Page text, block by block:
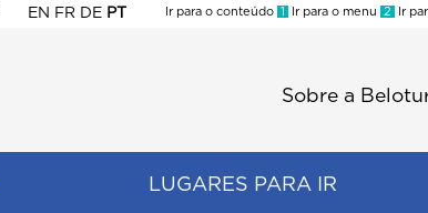
EN FR DE PT
Ir para o conteúdo 1 Ir para o menu 2 Ir
Sobre a
LUGARES PARA IR